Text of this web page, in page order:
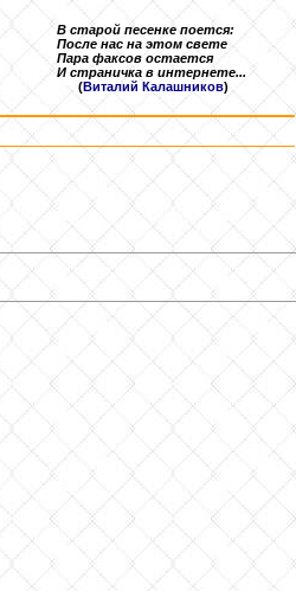
В старой песенке поется:
После нас на этом свете
Пара факсов остается
И страничка в интернете...
(Виталий Калашников)